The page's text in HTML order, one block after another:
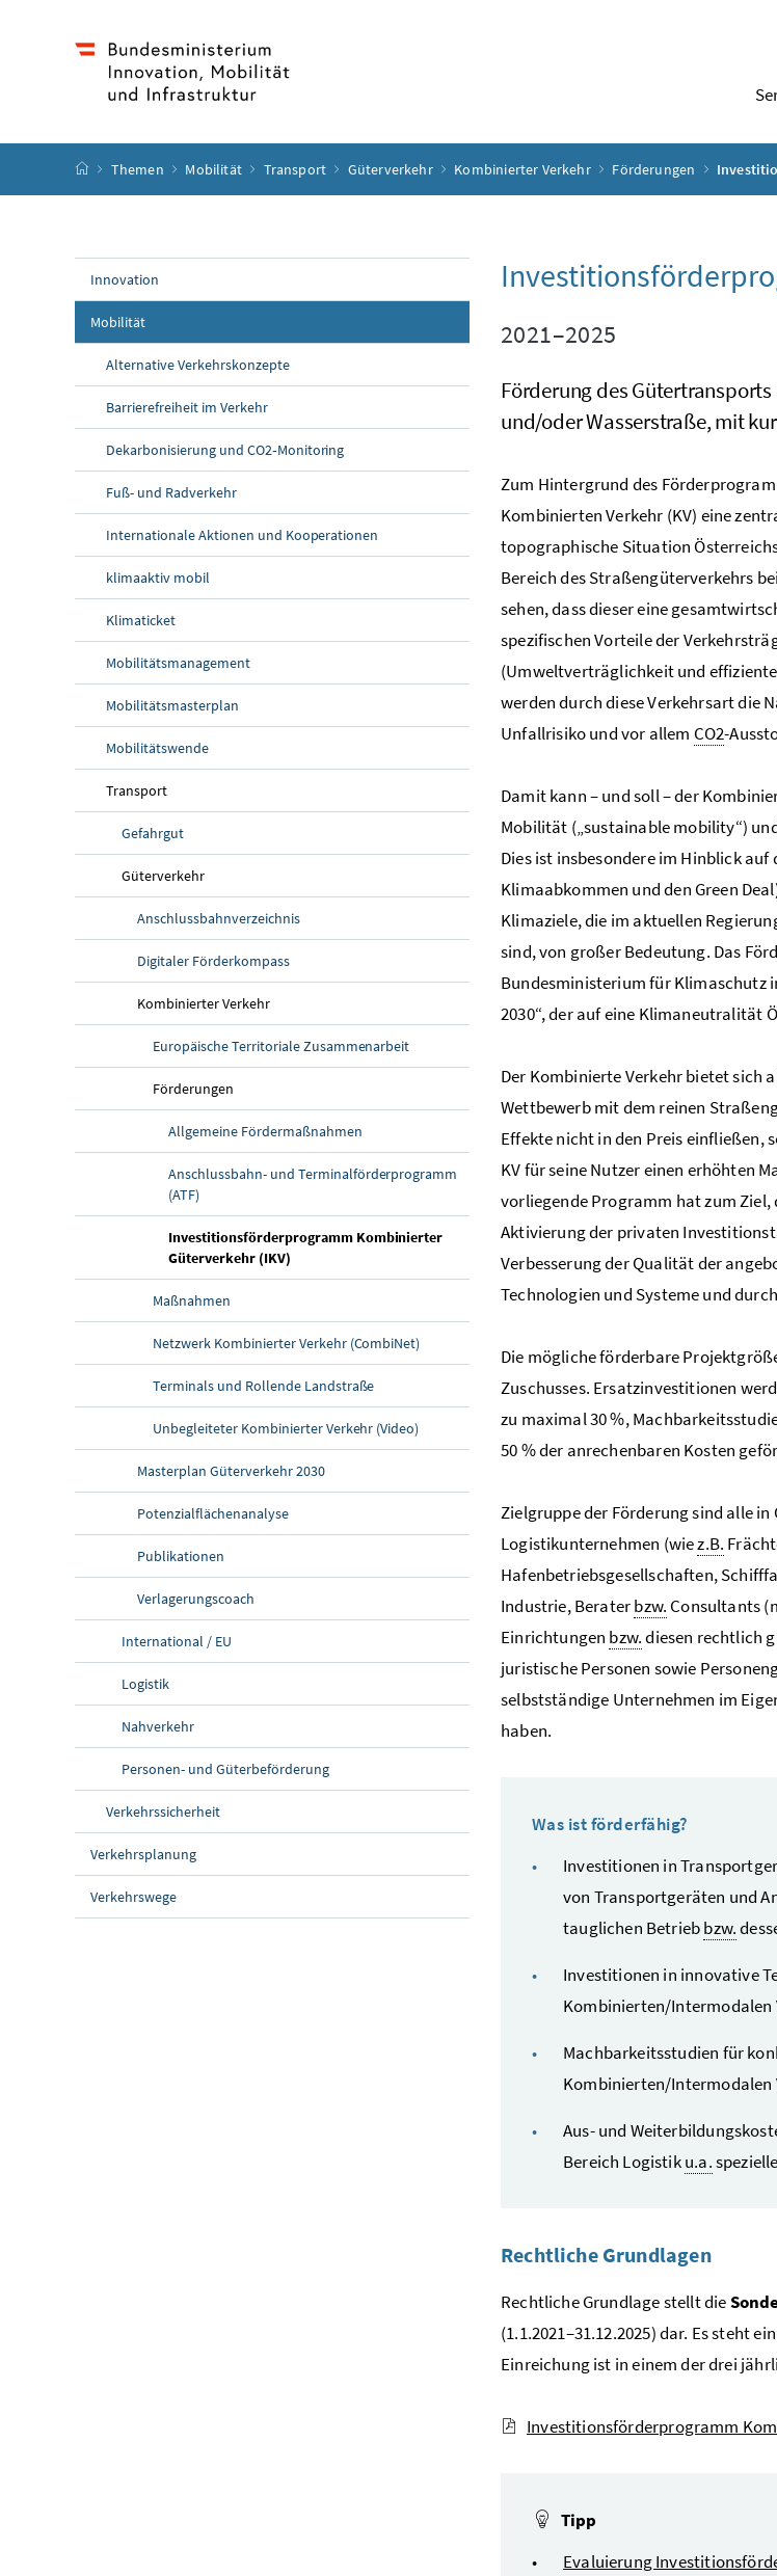
Startseite
Themen Mobilität Transport Güterverkehr Kombinierter Verkehr Förderungen
Innovation
Mobilität
Alternative Verkehrskonzepte
Barrierefreiheit im Verkehr
Dekarbonisierung und CO2‑Monitoring
Fuß- und Radverkehr
Internationale Aktionen und Kooperationen
klimaaktiv mobil
Klimaticket
Mobilitätsmanagement
Mobilitätsmasterplan
Mobilitätswende
Transport
Gefahrgut
Güterverkehr
Anschlussbahnverzeichnis
Digitaler Förderkompass
Kombinierter Verkehr
Europäische Territoriale Zusammenarbeit
Förderungen
Allgemeine Fördermaßnahmen
Anschlussbahn- und Terminalförderprogramm
(ATF)
Investitionsförderprogramm Kombinierter
Güterverkehr (IKV)(aktuelle Seite)
Maßnahmen
Netzwerk Kombinierter Verkehr (CombiNet)
Terminals und Rollende Landstraße
Unbegleiteter Kombinierter Verkehr (Video)
Masterplan Güterverkehr 2030
Potenzialflächenanalyse
Publikationen
Verlagerungscoach
International / EU
Logistik
Nahverkehr
Personen- und Güterbeförderung
Verkehrssicherheit
Verkehrsplanung
Verkehrswege
2021–2025
Förderung des
und/oder Wasserstraße, mit
Zum Hintergrund des
Kombinierten Verkehr (KV) eine
topographische Situation
Bereich des Straßengüterverkehrs
sehen, dass dieser eine
spezifischen Vorteile der
(Umweltverträglichkeit und
werden durch diese Verkehrsart die
Unfallrisiko und vor allem CO2-
Damit kann – und soll – der
Mobilität („sustainable mobility“)
Dies ist insbesondere im Hinblick
Klimaabkommen und den Green
Klimaziele, die im aktuellen
sind, von großer Bedeutung. Das
Bundesministerium für Klimaschutz
2030“, der auf eine Klimaneutralität
Der Kombinierte Verkehr bietet sich
Wettbewerb mit dem reinen
Effekte nicht in den Preis einfließen,
KV für seine Nutzer einen erhöhten
vorliegende Programm hat zum
Aktivierung der privaten
Verbesserung der Qualität der
Technologien und Systeme und
Die mögliche förderbare
Zuschusses. Ersatzinvestitionen
zu maximal 30 %,
50 % der anrechenbaren Kosten
Zielgruppe der Förderung sind alle
Logistikunternehmen (wiez.B.
Hafenbetriebsgesellschaften,
Industrie, Beraterbzw. Consultants
Einrichtungen bzw.diesen rechtlich
juristische Personen sowie
selbstständige Unternehmen im
haben.
Was ist förderfähig?
Investitionen in
von Transportgeräten und
tauglichen Betriebbzw.
Investitionen in innovative
Kombinierten/Intermodalen
Machbarkeitsstudien für
Kombinierten/Intermodalen
Aus- und
Bereich Logistiku.a.
Rechtliche Grundlagen
Rechtliche Grundlage stellt die
(1.1.2021–31.12.2025) dar. Es steht
Einreichung ist in einem der drei
Investitionsförderprogramm
Tipp
Evaluierung